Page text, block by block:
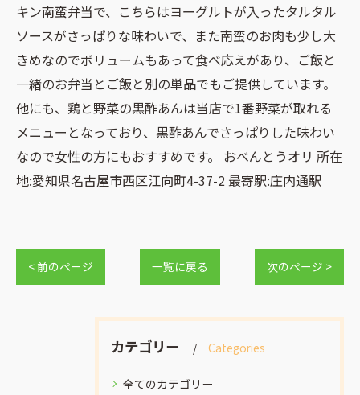
キン南蛮弁当で、こちらはヨーグルトが入ったタルタル
ソースがさっぱりな味わいで、また南蛮のお肉も少し大
きめなのでボリュームもあって食べ応えがあり、ご飯と
一緒のお弁当とご飯と別の単品でもご提供しています。
他にも、鶏と野菜の黒酢あんは当店で1番野菜が取れる
メニューとなっており、黒酢あんでさっぱりした味わい
なので女性の方にもおすすめです。 おべんとうオリ 所在
地:愛知県名古屋市西区江向町4-37-2 最寄駅:庄内通駅
< 前のページ 一覧に戻る 次のページ >
カテゴリー Categories
全てのカテゴリー